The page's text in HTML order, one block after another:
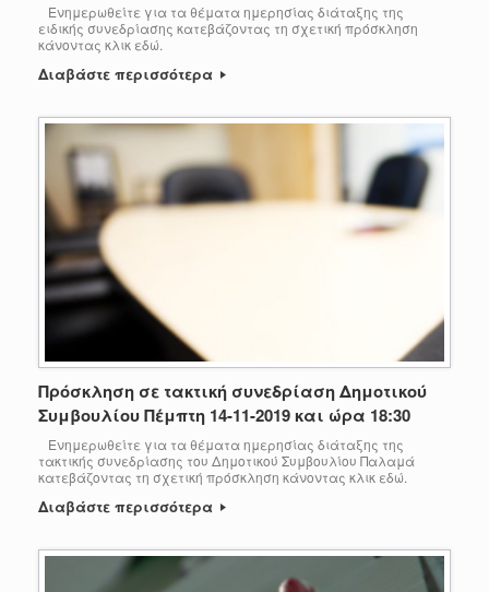
Ενημερωθείτε για τα θέματα ημερησίας διάταξης της
ειδικής συνεδρίασης κατεβάζοντας τη σχετική πρόσκληση
κάνοντας κλικ εδώ.
Διαβάστε περισσότερα
Πρόσκληση σε τακτική συνεδρίαση Δημοτικού
Συμβουλίου Πέμπτη 14-11-2019 και ώρα 18:30
Ενημερωθείτε για τα θέματα ημερησίας διάταξης της
τακτικής συνεδρίασης του Δημοτικού Συμβουλίου Παλαμά
κατεβάζοντας τη σχετική πρόσκληση κάνοντας κλικ εδώ.
Διαβάστε περισσότερα